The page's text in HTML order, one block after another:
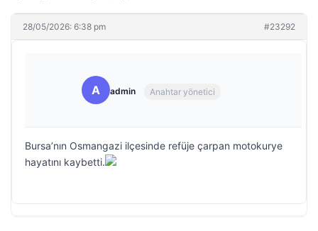
28/05/2026: 6:38 pm #23292
A admin Anahtar yönetici
Bursa’nın Osmangazi ilçesinde refüje çarpan motokurye
hayatını kaybetti.